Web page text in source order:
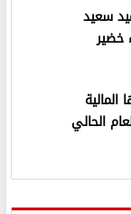
سعيد
خضير
الحالي